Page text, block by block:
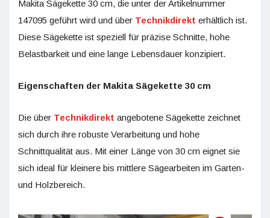
Makita Sägekette 30 cm, die unter der Artikelnummer
147095 geführt wird und über Technikdirekt erhältlich ist.
Diese Sägekette ist speziell für präzise Schnitte, hohe
Belastbarkeit und eine lange Lebensdauer konzipiert.
Eigenschaften der Makita Sägekette 30 cm
Die über Technikdirekt angebotene Sägekette zeichnet
sich durch ihre robuste Verarbeitung und hohe
Schnittqualität aus. Mit einer Länge von 30 cm eignet sie
sich ideal für kleinere bis mittlere Sägearbeiten im Garten-
und Holzbereich.